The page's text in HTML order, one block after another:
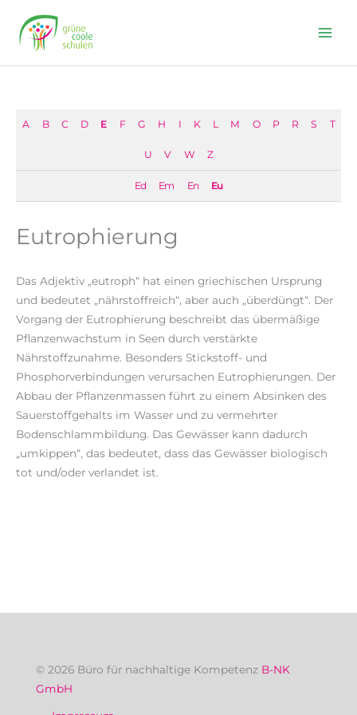
content
A B C D E F G H I K L M O P R S T
U V W Z
Ed Em En Eu
Eutrophierung
Das Adjektiv „eutroph“ hat einen griechischen Ursprung
und bedeutet „nährstoffreich“, aber auch „überdüngt“. Der
Vorgang der Eutrophierung beschreibt das übermäßige
Pflanzenwachstum in Seen durch verstärkte
Nährstoffzunahme. Besonders Stickstoff- und
Phosphorverbindungen verursachen Eutrophierungen. Der
Abbau der Pflanzenmassen führt zu einem Absinken des
Sauerstoffgehalts im Wasser und zu vermehrter
Bodenschlammbildung. Das Gewässer kann dadurch
„umkippen“, das bedeutet, dass das Gewässer biologisch
tot und/oder verlandet ist.
© 2026 Büro für nachhaltige Kompetenz B-NK
GmbH